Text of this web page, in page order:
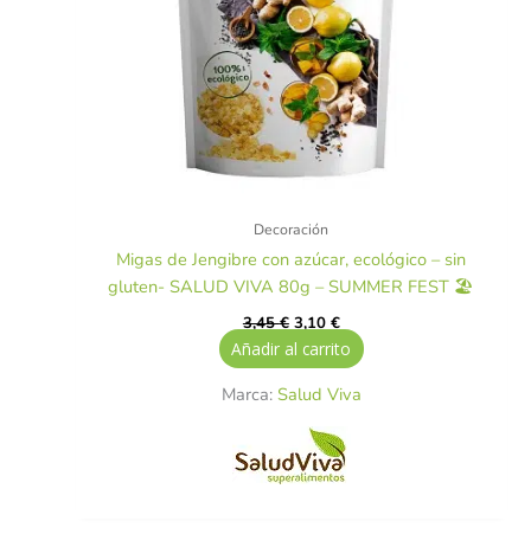
Decoración
Migas de Jengibre con azúcar, ecológico – sin
gluten- SALUD VIVA 80g – SUMMER FEST 🏖️
3,45€ 3,10 €
Añadir al carrito
Marca: Salud Viva